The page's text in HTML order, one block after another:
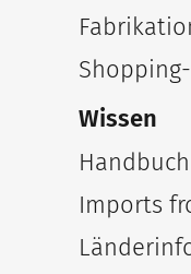
Wissen
Handbuch
Imports